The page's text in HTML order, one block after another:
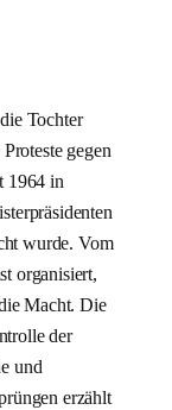
Tochter
gegen
1964 in
wurde. Vom
organisiert,
Macht. Die
der
und
erzählt